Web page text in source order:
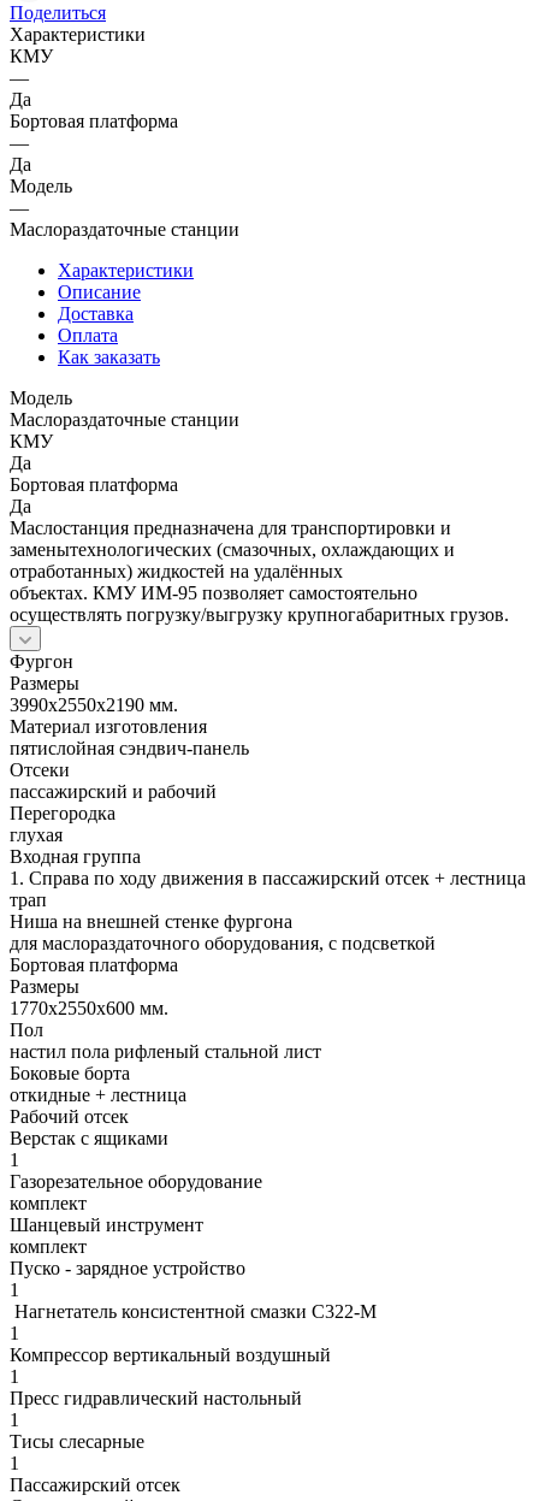
Поделиться
Характеристики
КМУ
—
Да
Бортовая платформа
—
Да
Модель
—
Маслораздаточные станции
Характеристики
Описание
Доставка
Оплата
Как заказать
Модель
Маслораздаточные станции
КМУ
Да
Бортовая платформа
Да
Маслостанция предназначена для транспортировки и
заменытехнологических (смазочных, охлаждающих и
отработанных) жидкостей на удалённых
объектах. КМУ ИМ-95 позволяет самостоятельно
осуществлять погрузку/выгрузку крупногабаритных грузов.
Фургон
Размеры
3990х2550х2190 мм.
Материал изготовления
пятислойная сэндвич-панель
Отсеки
пассажирский и рабочий
Перегородка
глухая
Входная группа
1. Справа по ходу движения в пассажирский отсек + лестница
трап
Ниша на внешней стенке фургона
для маслораздаточного оборудования, с подсветкой
Бортовая платформа
Размеры
1770х2550х600 мм.
Пол
настил пола рифленый стальной лист
Боковые борта
откидные + лестница
Рабочий отсек
Верстак с ящиками
1
Газорезательное оборудование
комплект
Шанцевый инструмент
комплект
Пуско - зарядное устройство
1
Нагнетатель консистентной смазки С322-М
1
Компрессор вертикальный воздушный
1
Пресс гидравлический настольный
1
Тисы слесарные
1
Пассажирский отсек